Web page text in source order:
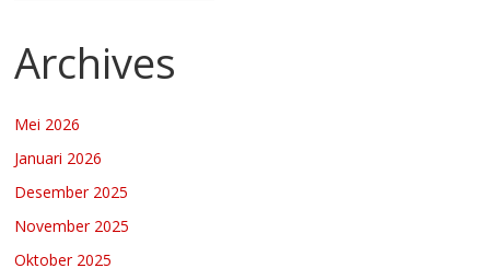
Archives
Mei 2026
Januari 2026
Desember 2025
November 2025
Oktober 2025